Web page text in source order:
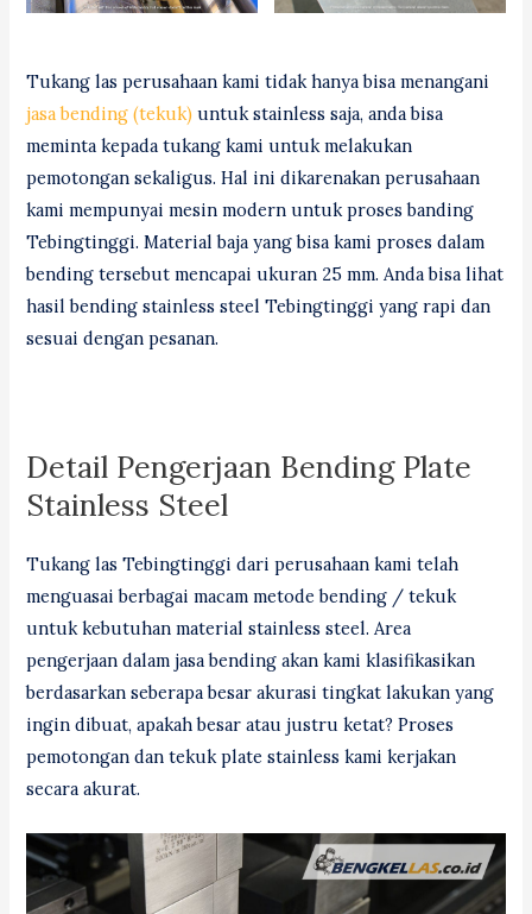
Tukang las perusahaan kami tidak hanya bisa menangani
jasa bending (tekuk) untuk stainless saja, anda bisa
meminta kepada tukang kami untuk melakukan
pemotongan sekaligus. Hal ini dikarenakan perusahaan
kami mempunyai mesin modern untuk proses banding
Tebingtinggi. Material baja yang bisa kami proses dalam
bending tersebut mencapai ukuran 25 mm. Anda bisa lihat
hasil bending stainless steel Tebingtinggi yang rapi dan
sesuai dengan pesanan.
Detail Pengerjaan Bending Plate
Stainless Steel
Tukang las Tebingtinggi dari perusahaan kami telah
menguasai berbagai macam metode bending / tekuk
untuk kebutuhan material stainless steel. Area
pengerjaan dalam jasa bending akan kami klasifikasikan
berdasarkan seberapa besar akurasi tingkat lakukan yang
ingin dibuat, apakah besar atau justru ketat? Proses
pemotongan dan tekuk plate stainless kami kerjakan
secara akurat.